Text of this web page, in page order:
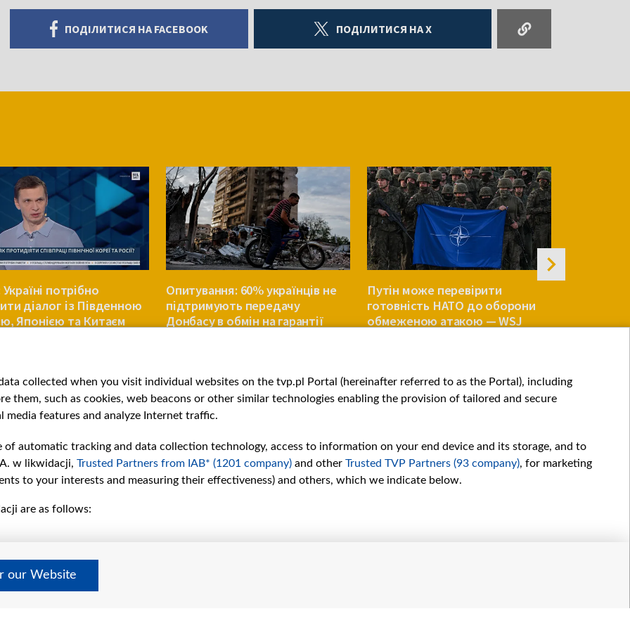
ПОДІЛИТИСЯ НА FACEBOOK ПОДІЛИТИСЯ НА X
потрібно
діалог із Південною
Японією та Китаєм
Опитування: 60% українців не
підтримують передачу
Донбасу в обмін на гарантії
Путін може перевірити
готовність НАТО до оборони
обмеженою атакою — WSJ
collected when you visit individual websites on the tvp.pl Portal (hereinafter referred to as the Portal), including
them, such as cookies, web beacons or other similar technologies enabling the provision of tailored and secure
media features and analyze Internet traffic.
automatic tracking and data collection technology, access to information on your end device and its storage, and to
w likwidacji, Trusted Partners from IAB* (1201 company) and other Trusted TVP Partners (93 company), for marketing
to your interests and measuring their effectiveness) and others, which we indicate below.
are as follows:
our Website